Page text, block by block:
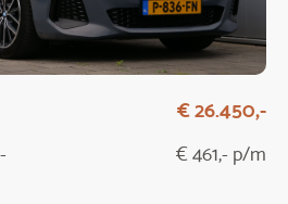
€ 26.450,-
€ 461,- p/m